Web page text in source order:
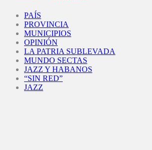
PAÍS
PROVINCIA
MUNICIPIOS
OPINIÓN
LA PATRIA SUBLEVADA
MUNDO SECTAS
JAZZ Y HABANOS
“SIN RED”
JAZZ